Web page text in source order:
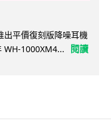
出平價復刻版降噪耳機
WH-1000XM4...
閱讀